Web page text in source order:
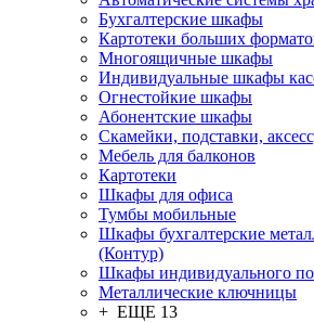
Бухгалтерские шкафы
Картотеки больших
Многоящичные шкафы
Индивидуальные шкафы
Огнестойкие шкафы
Абонентские шкафы
Скамейки, подставки,
Мебель для балконов
Картотеки
Шкафы для офиса
Тумбы мобильные
Шкафы бухгалтерские
(Контур)
Шкафы индивидуального
Металлические ключницы
+ ЕЩЕ 13